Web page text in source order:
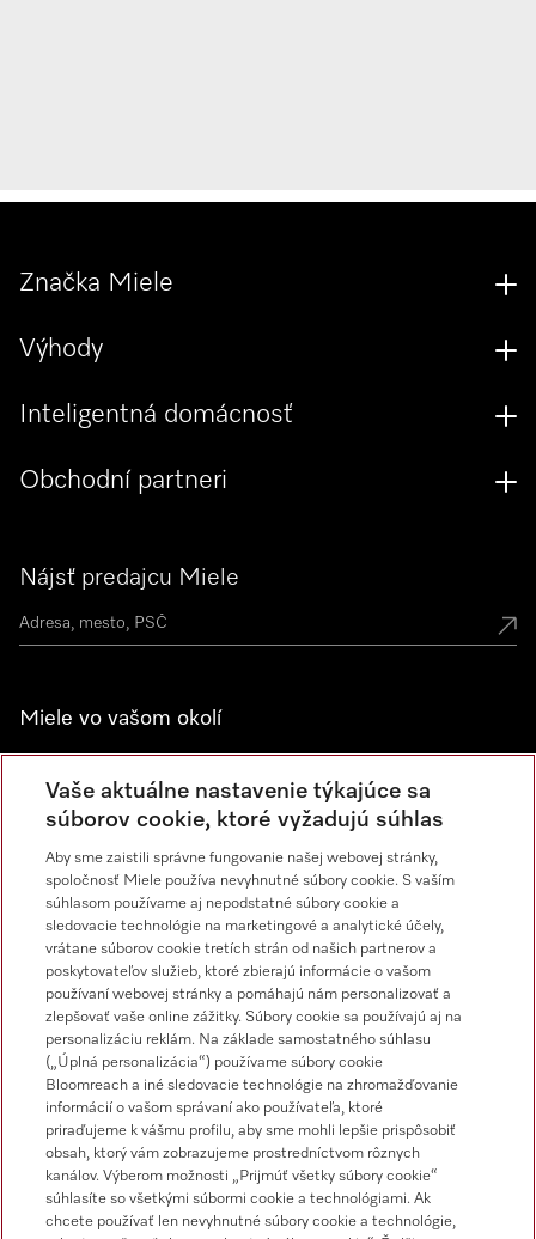
Nájsť predajcu Miele
Miele vo vašom okolí
Newsletter
Značka Miele
Výhody
Inteligentná domácnosť
Obchodní partneri
Impressum
Miele na Instagrame
Miele na YouTube
Vaše aktuálne nastavenie týkajúce sa
súborov cookie, ktoré vyžadujú súhlas
Aby sme zaistili správne fungovanie našej webovej stránky,
spoločnosť Miele používa nevyhnutné súbory cookie. S vaším
súhlasom používame aj nepodstatné súbory cookie a
sledovacie technológie na marketingové a analytické účely,
vrátane súborov cookie tretích strán od našich partnerov a
poskytovateľov služieb, ktoré zbierajú informácie o vašom
používaní webovej stránky a pomáhajú nám personalizovať a
zlepšovať vaše online zážitky. Súbory cookie sa používajú aj na
personalizáciu reklám. Na základe samostatného súhlasu
(„Úplná personalizácia“) používame súbory cookie
Bloomreach a iné sledovacie technológie na zhromažďovanie
informácií o vašom správaní ako používateľa, ktoré
priraďujeme k vášmu profilu, aby sme mohli lepšie prispôsobiť
obsah, ktorý vám zobrazujeme prostredníctvom rôznych
kanálov. Výberom možnosti „Prijmúť všetky súbory cookie“
súhlasíte so všetkými súbormi cookie a technológiami. Ak
chcete používať len nevyhnutné súbory cookie a technológie,